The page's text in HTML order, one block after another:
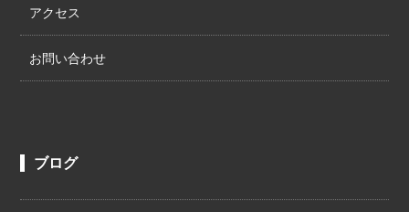
アクセス
お問い合わせ
ブログ